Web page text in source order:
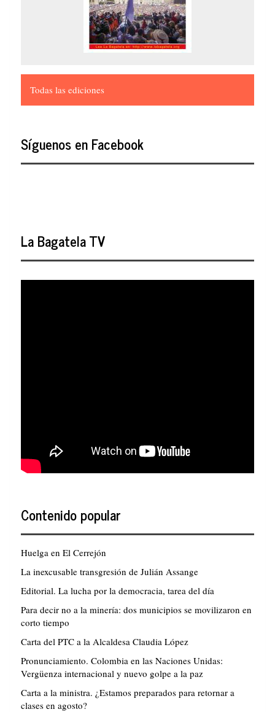
Todas las ediciones
Síguenos en Facebook
La Bagatela TV
Contenido popular
Huelga en El Cerrejón
La inexcusable transgresión de Julián Assange
Editorial. La lucha por la democracia, tarea del día
Para decir no a la minería: dos municipios se movilizaron en
corto tiempo
Carta del PTC a la Alcaldesa Claudia López
Pronunciamiento. Colombia en las Naciones Unidas:
Vergüenza internacional y nuevo golpe a la paz
Carta a la ministra. ¿Estamos preparados para retornar a
clases en agosto?